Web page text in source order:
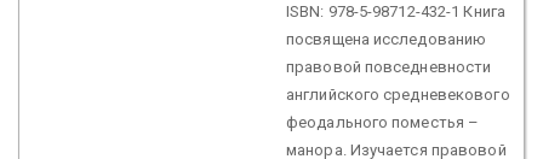
ISBN: 978-5-98712-432-1 Книга
посвящена исследованию
правовой повседневности
английского средневекового
феодального поместья –
манора. Изучается правовой